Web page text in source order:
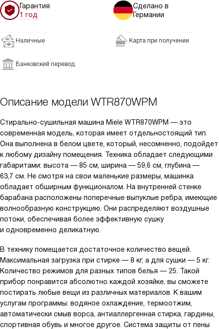
Гарантия
1 год
Сделано в
Германии
Наличные Карта при получении
Банковский перевод
Описание модели WTR870WPM
Стирально-сушильная машина Miele WTR870WPM — это
современная модель, которая имеет отдельностоящий тип.
Она выполнена в белом цвете, который, несомненно, подойдет
к любому дизайну помещения. Техника обладает следующими
габаритами: высота — 85 см, ширина — 59,6 см, глубина —
63,7 см. Не смотря на свои маленькие размеры, машинка
обладает обширным функционалом. На внутренней стенке
барабана расположены поперечные выпуклые ребра, имеющие
волнообразную конструкцию. Они распределяют воздушные
потоки, обеспечивая более эффективную сушку
и одновременно деликатную.
В технику помещается достаточное количество вещей.
Максимальная загрузка при стирке — 8 кг, а для сушки — 5 кг.
Количество режимов для разных типов белья — 25. Такой
прибор понравится абсолютно каждой хозяйке, вы сможете
постирать любые вещи из различных материалов. К вашим
услугам программы: водяное охлаждение, термоотжим,
автоматически смыв ворса, антиаллергенная стирка, гардины,
спортивная обувь и многое другое. Система защиты от пены